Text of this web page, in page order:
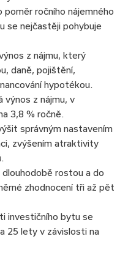
ročního nájemného
se nejčastěji pohybuje
z nájmu, který
daně, pojištění,
hypotékou.
výnos z nájmu, v
3,8 % ročně.
správným nastavením
zvýšením atraktivity
rostou a do
zhodnocení tři až pět
investičního bytu se
25 lety v závislosti na